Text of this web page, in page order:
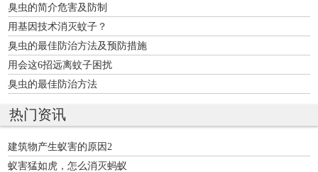
臭虫的简介危害及防制
用基因技术消灭蚊子？
臭虫的最佳防治方法及预防措施
用会这6招远离蚊子困扰
臭虫的最佳防治方法
热门资讯
建筑物产生蚁害的原因2
蚁害猛如虎，怎么消灭蚂蚁